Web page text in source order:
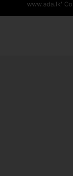
www.ada.lk'